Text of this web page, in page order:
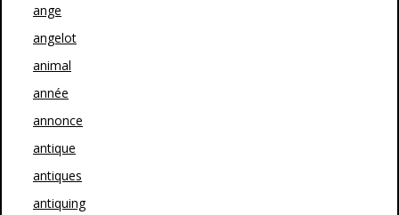
ange
angelot
animal
année
annonce
antique
antiques
antiquing